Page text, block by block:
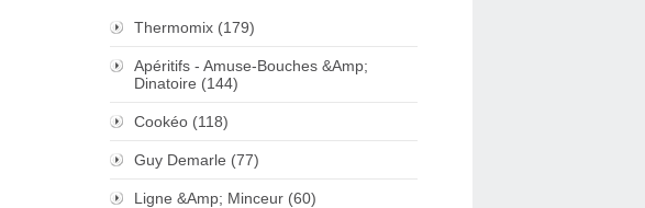
Thermomix (179)
Apéritifs - Amuse-Bouches &Amp;
Dinatoire (144)
Cookéo (118)
Guy Demarle (77)
Ligne &Amp; Minceur (60)